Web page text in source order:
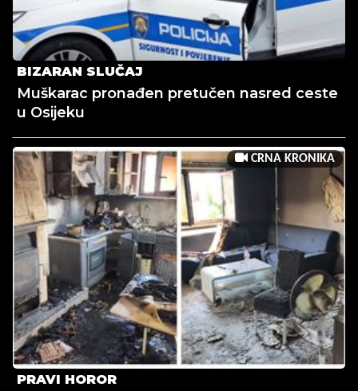
BIZARAN SLUČAJ
Muškarac pronađen pretučen nasred ceste
u Osijeku
CRNA KRONIKA
PRAVI HOROR